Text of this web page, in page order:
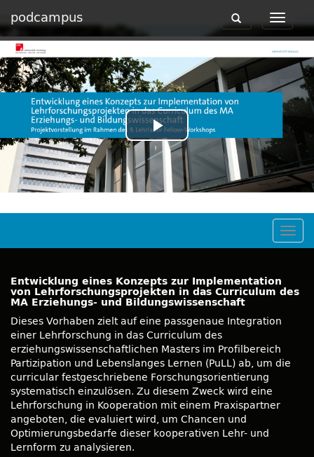
podcampus
Toggle
Toggle
navigation
Play
Video
Entwicklung eines Konzepts zur Implementation
von Lehrforschungsprojekten in das Curriculum des
MA Erziehungs- und Bildungswissenschaft
Dieses Vorhaben zielt auf eine passgenaue Integration
einer Lehrforschung in das Curriculum des
erziehungswissenschaftlichen Masters im Profilbereich
Partizipation und Lebenslanges Lernen (PuLL) ab, um die
curricular festgeschriebene Forschungsorientierung
systematisch einzulösen. Zu diesem Zweck wird eine
Lehrforschung in Kooperation mit einem Praxispartner
angeboten, die evaluiert wird, um Chancen und
Optimierungsbedarfe dieser kooperativen Lehr- und
Lernform zu analysieren.